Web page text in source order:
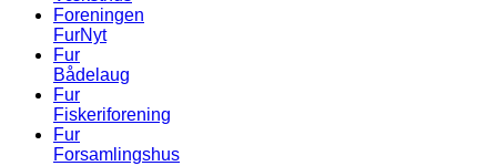
Foreningen
FurNyt
Fur
Bådelaug
Fur
Fiskeriforening
Fur
Forsamlingshus